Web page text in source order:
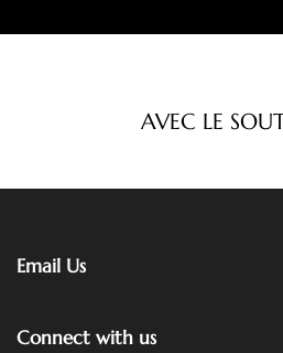
AVEC LE
Email Us
Connect with us